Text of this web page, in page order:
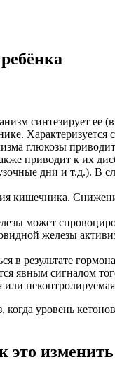
синтезирует ее
Характеризуется
глюкозы
приводит к их
дни и т.д.). В
кишечника.
может
железы
результате
явным сигналом
уровень
изменить